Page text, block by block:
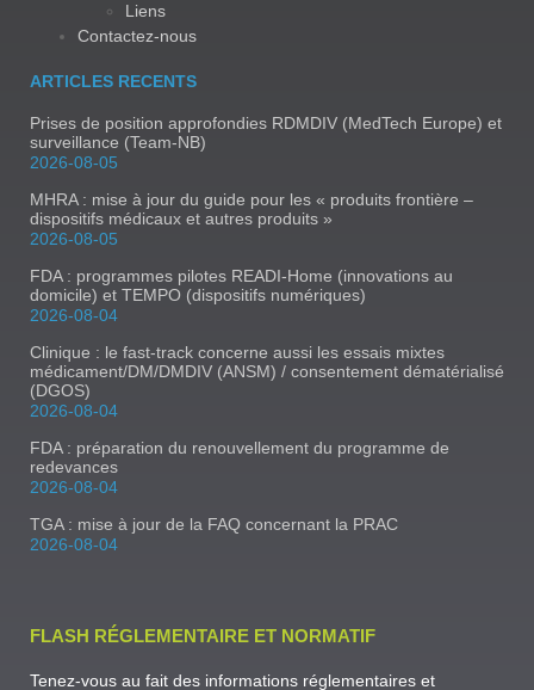
Liens
Contactez-nous
ARTICLES RECENTS
Prises de position approfondies RDMDIV (MedTech Europe) et
surveillance (Team-NB)
2026-08-05
MHRA : mise à jour du guide pour les « produits frontière –
dispositifs médicaux et autres produits »
2026-08-05
FDA : programmes pilotes READI-Home (innovations au
domicile) et TEMPO (dispositifs numériques)
2026-08-04
Clinique : le fast-track concerne aussi les essais mixtes
médicament/DM/DMDIV (ANSM) / consentement dématérialisé
(DGOS)
2026-08-04
FDA : préparation du renouvellement du programme de
redevances
2026-08-04
TGA : mise à jour de la FAQ concernant la PRAC
2026-08-04
FLASH RÉGLEMENTAIRE ET NORMATIF
Tenez-vous au fait des informations réglementaires et